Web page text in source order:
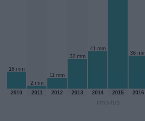
18 mm
2 mm
11 mm
32 mm
41 mm
36
2010 2011 2012 2013 2014 2015 2016